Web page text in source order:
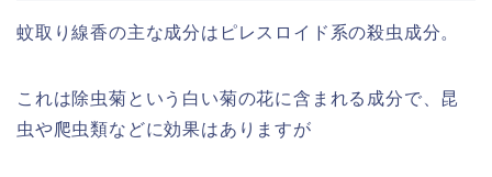
蚊取り線香の主な成分はピレスロイド系の殺虫成分。
これは除虫菊という白い菊の花に含まれる成分で、昆
虫や爬虫類などに効果はありますが